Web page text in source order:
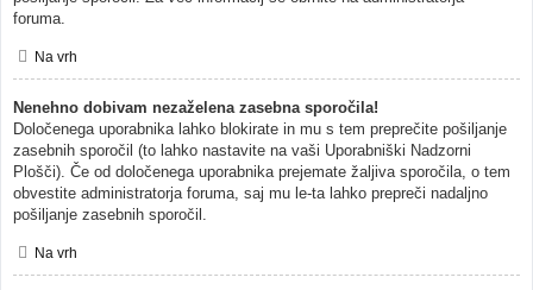
foruma.
Na vrh
Nenehno dobivam nezaželena zasebna sporočila!
Določenega uporabnika lahko blokirate in mu s tem preprečite pošiljanje
zasebnih sporočil (to lahko nastavite na vaši Uporabniški Nadzorni
Plošči). Če od določenega uporabnika prejemate žaljiva sporočila, o tem
obvestite administratorja foruma, saj mu le-ta lahko prepreči nadaljno
pošiljanje zasebnih sporočil.
Na vrh